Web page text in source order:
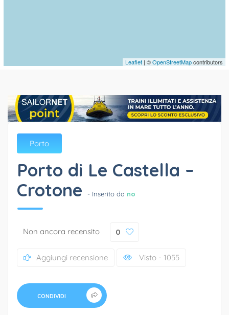
Leaflet | ©OpenStreetMapcontributors
Porto
Porto di Le Castella –
Crotone
- Inserito da no
Non ancora recensito 0
Aggiungi recensione Visto - 1055
CONDIVIDI